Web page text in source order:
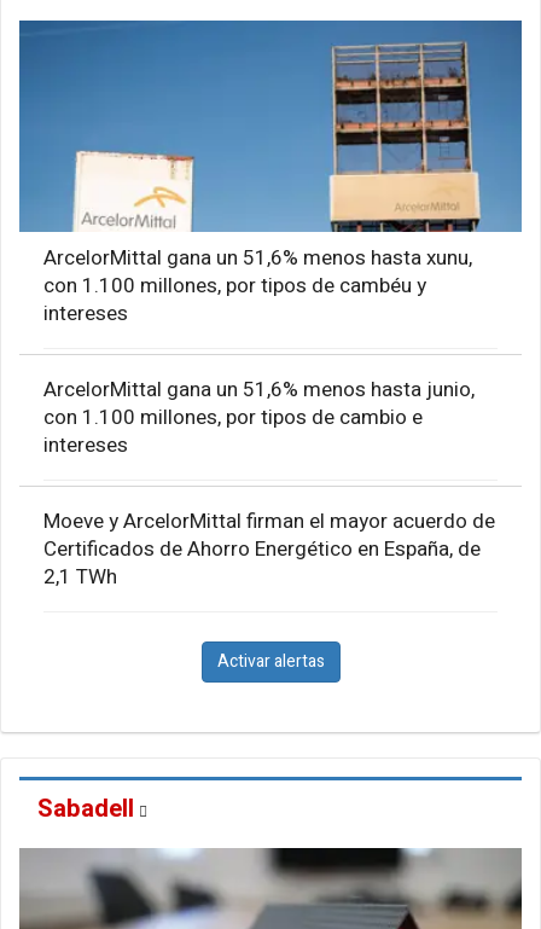
ArcelorMittal gana un 51,6% menos hasta xunu,
con 1.100 millones, por tipos de cambéu y
intereses
ArcelorMittal gana un 51,6% menos hasta junio,
con 1.100 millones, por tipos de cambio e
intereses
Moeve y ArcelorMittal firman el mayor acuerdo de
Certificados de Ahorro Energético en España, de
2,1 TWh
Activar alertas
Sabadell